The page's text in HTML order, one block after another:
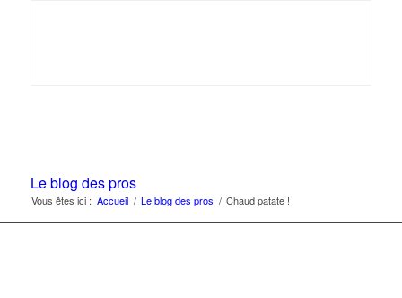
Le blog des pros
Vous êtes ici : Accueil / Le blog des pros / Chaud patate !